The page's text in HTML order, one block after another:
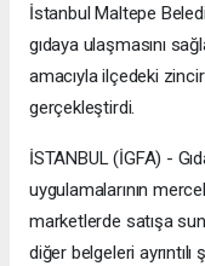
İstanbul Maltepe
gıdaya ulaşmasını
amacıyla ilçedeki
gerçekleştirdi.
İSTANBUL (İGFA) -
uygulamalarının
marketlerde satışa
diğer belgeleri ayrıntılı